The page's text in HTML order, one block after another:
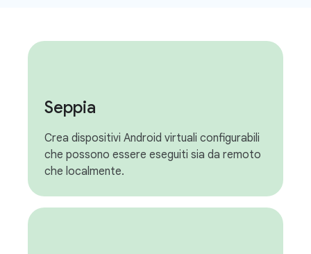
Seppia
Crea dispositivi Android virtuali configurabili
che possono essere eseguiti sia da remoto
che localmente.